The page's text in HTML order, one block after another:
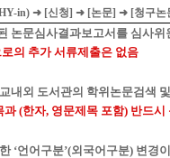
in) ➜ [신청] ➜ [논문] ➜ [청구논
논문심사결과보고서를 심사
의 추가 서류제출은 없음
내외 도서관의 학위논문검색
과(한자, 영문제목 포함) 반드시
‘언어구분’(외국어구분) 변경